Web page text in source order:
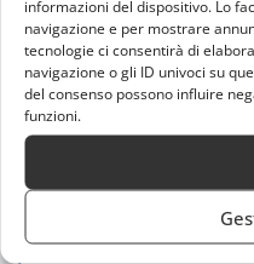
informazioni del dispositivo. Lo
navigazione e per mostrare
tecnologie ci consentirà di
navigazione o gli ID univoci su
del consenso possono influire
funzioni.
Luca Talotta
Con l’avvicinarsi dei
Milano Cortina 2026,
un epicentro per lo
LEGGI TUTTO